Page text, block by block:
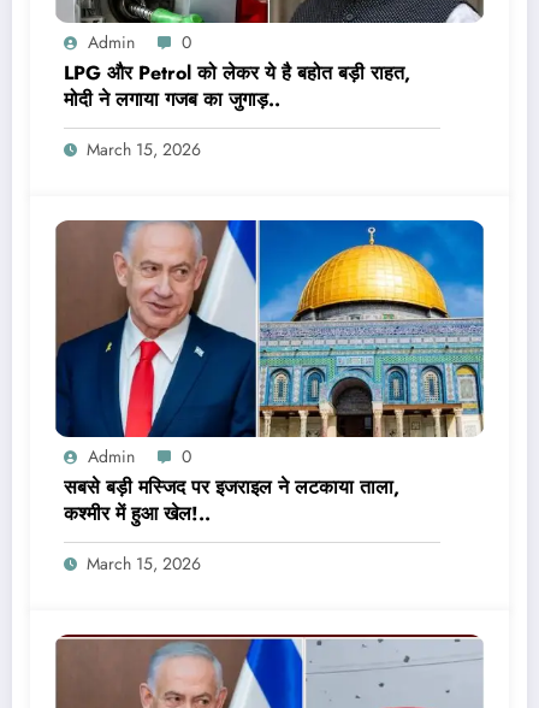
Admin 0
LPG और Petrol को लेकर ये है बहोत बड़ी राहत,
मोदी ने लगाया गजब का जुगाड़..
March 15, 2026
Admin 0
सबसे बड़ी मस्जिद पर इजराइल ने लटकाया ताला,
कश्मीर में हुआ खेल!..
March 15, 2026